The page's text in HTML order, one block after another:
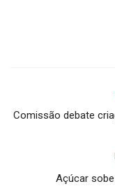
Comissão debate
Açúcar